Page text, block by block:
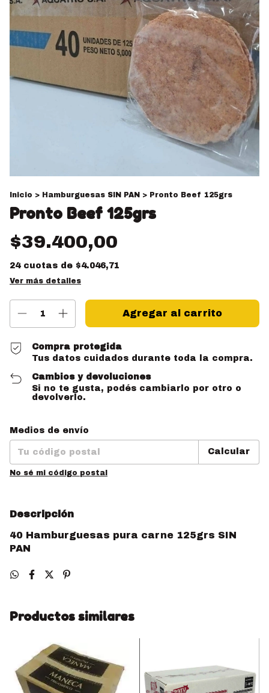
Inicio > Hamburguesas SIN PAN > Pronto Beef 125grs
Pronto Beef 125grs
$39.400,00
24 cuotas de $4.046,71
Ver más detalles
Compra protegida
Tus datos cuidados durante toda la compra.
Cambios y devoluciones
Si no te gusta, podés cambiarlo por otro o
devolverlo.
Entregas para el CP:
Medios de envío
Calcular
No sé mi código postal
Descripción
40 Hamburguesas pura carne 125grs SIN
PAN
Productos similares